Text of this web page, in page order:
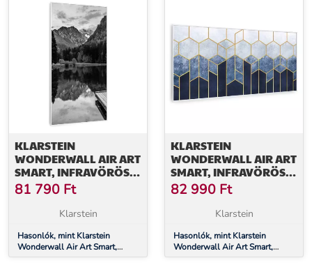
KLARSTEIN
WONDERWALL AIR ART
SMART, INFRAVÖRÖS
HŐSUGÁRZÓ, 60 X 120
CM, 700 W, FEKETE-
FEHÉR TENGER
81 790 Ft
Klarstein
Hasonlók, mint Klarstein
Wonderwall Air Art Smart,
infravörös hősugárzó, 60 x 120
KLARSTEIN
WONDERWALL AIR ART
SMART, INFRAVÖRÖS
HŐSUGÁRZÓ, 120 X 60
CM, 700 W, KÉK CSÍK
82 990 Ft
Klarstein
Hasonlók, mint Klarstein
Wonderwall Air Art Smart,
infravörös hősugárzó, 120 x 60